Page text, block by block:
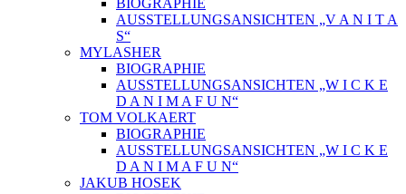
AUSSTELLUNGSANSICHTEN „V A N I T A
S“
MYLASHER
BIOGRAPHIE
AUSSTELLUNGSANSICHTEN „W I C K E
D A N I M A F U N“
TOM VOLKAERT
BIOGRAPHIE
AUSSTELLUNGSANSICHTEN „W I C K E
D A N I M A F U N“
JAKUB HOSEK